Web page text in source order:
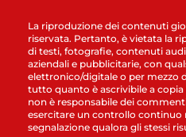
La riproduzione dei contenuti
riservata. Pertanto, è vietata la
di testi, fotografie, contenuti
aziendali e pubblicitarie, con
elettronico/digitale o per mezzo
tutto quanto è ascrivibile a
non è responsabile dei
esercitare un controllo continuo
segnalazione qualora gli stessi